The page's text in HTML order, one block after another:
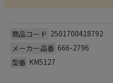
商品コード 2501700418792
メーカー品番 666-2796
型番 KM5127